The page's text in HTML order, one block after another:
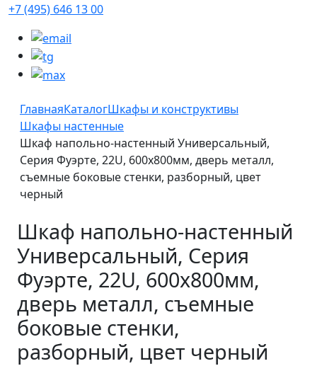
+7 (495) 646 13 00
ГлавнаяКаталогШкафы и конструктивы
Шкафы настенные
Шкаф напольно-настенный Универсальный,
Серия Фуэрте, 22U, 600х800мм, дверь металл,
съемные боковые стенки, разборный, цвет
черный
Шкаф напольно-настенный
Универсальный, Серия
Фуэрте, 22U, 600х800мм,
дверь металл, съемные
боковые стенки,
разборный, цвет черный